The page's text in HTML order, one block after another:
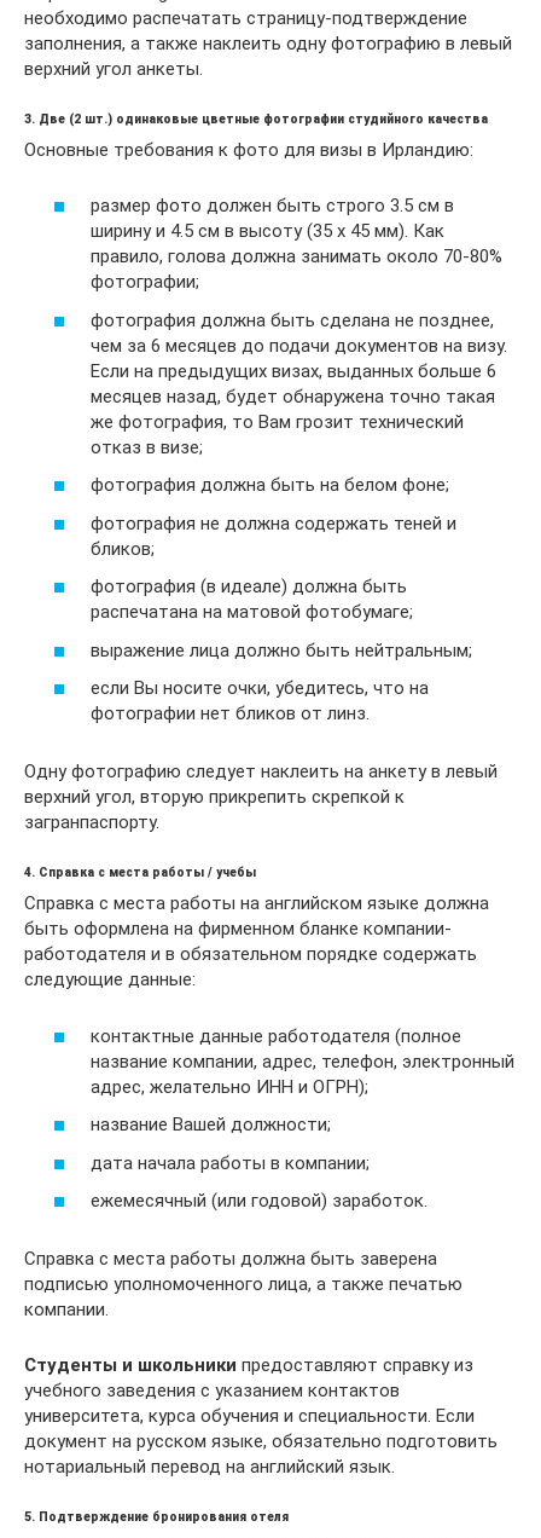
необходимо распечатать страницу-подтверждение
заполнения, а также наклеить одну фотографию в левый
верхний угол анкеты.
3. Две (2 шт.) одинаковые цветные фотографии студийного качества
Основные требования к фото для визы в Ирландию:
размер фото должен быть строго 3.5 см в
ширину и 4.5 см в высоту (35 х 45 мм). Как
правило, голова должна занимать около 70-80%
фотографии;
фотография должна быть сделана не позднее,
чем за 6 месяцев до подачи документов на визу.
Если на предыдущих визах, выданных больше 6
месяцев назад, будет обнаружена точно такая
же фотография, то Вам грозит технический
отказ в визе;
фотография должна быть на белом фоне;
фотография не должна содержать теней и
бликов;
фотография (в идеале) должна быть
распечатана на матовой фотобумаге;
выражение лица должно быть нейтральным;
если Вы носите очки, убедитесь, что на
фотографии нет бликов от линз.
Одну фотографию следует наклеить на анкету в левый
верхний угол, вторую прикрепить скрепкой к
загранпаспорту.
4. Справка с места работы / учебы
Справка с места работы на английском языке должна
быть оформлена на фирменном бланке компании-
работодателя и в обязательном порядке содержать
следующие данные:
контактные данные работодателя (полное
название компании, адрес, телефон, электронный
адрес, желательно ИНН и ОГРН);
название Вашей должности;
дата начала работы в компании;
ежемесячный (или годовой) заработок.
Справка с места работы должна быть заверена
подписью уполномоченного лица, а также печатью
компании.
Студенты и школьники предоставляют справку из
учебного заведения с указанием контактов
университета, курса обучения и специальности. Если
документ на русском языке, обязательно подготовить
нотариальный перевод на английский язык.
5. Подтверждение бронирования отеля